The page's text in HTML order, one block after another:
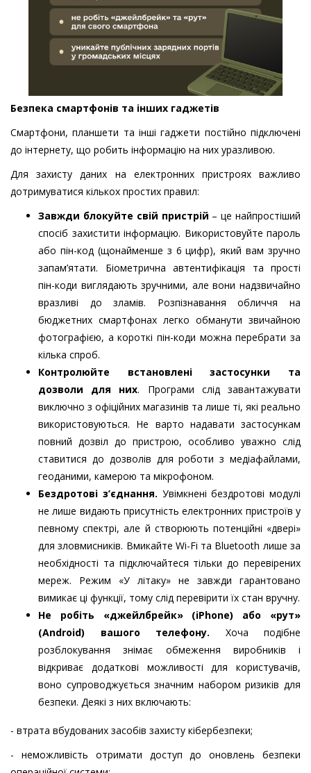
Безпека смартфонів та інших гаджетів
Смартфони, планшети та інші гаджети постійно підключені
до інтернету, що робить інформацію на них уразливою.
Для захисту даних на електронних пристроях важливо
дотримуватися кількох простих правил:
Завжди блокуйте свій пристрій – це найпростіший
спосіб захистити інформацію. Використовуйте пароль
або пін-код (щонайменше з 6 цифр), який вам зручно
запам’ятати. Біометрична автентифікація та прості
пін-коди виглядають зручними, але вони надзвичайно
вразливі до зламів. Розпізнавання обличчя на
бюджетних смартфонах легко обманути звичайною
фотографією, а короткі пін-коди можна перебрати за
кілька спроб.
Контролюйте встановлені застосунки та
дозволи для них. Програми слід завантажувати
виключно з офіційних магазинів та лише ті, які реально
використовуються. Не варто надавати застосункам
повний дозвіл до пристрою, особливо уважно слід
ставитися до дозволів для роботи з медіафайлами,
геоданими, камерою та мікрофоном.
Бездротові з’єднання. Увімкнені бездротові модулі
не лише видають присутність електронних пристроїв у
певному спектрі, але й створюють потенційні «двері»
для зловмисників. Вмикайте Wi-Fi та Bluetooth лише за
необхідності та підключайтеся тільки до перевірених
мереж. Режим «У літаку» не завжди гарантовано
вимикає ці функції, тому слід перевірити їх стан вручну.
Не робіть «джейлбрейк» (iPhone) або «рут»
(Android) вашого телефону. Хоча подібне
розблокування знімає обмеження виробників і
відкриває додаткові можливості для користувачів,
воно супроводжується значним набором ризиків для
безпеки. Деякі з них включають:
- втрата вбудованих засобів захисту кібербезпеки;
- неможливість отримати доступ до оновлень безпеки